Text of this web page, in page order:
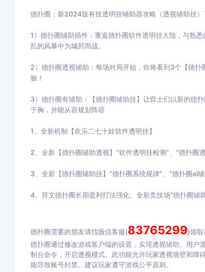
德扑圈；新2024版有挂透明挂辅助器攻略（透视辅助挂）
1）德扑圈辅助插件：重返德扑圈软件透明挂大陆，与熟
乱的风暴中为城邦而战。
2）德扑圈透视辅助：每场对局开始，你将看到3个【德
验！
3）德扑圈有辅助：【德扑圈辅助挂】让弈士们以新的德
于胸，并能从容规划阵容
1、全新机制【欢乐二七十娃软件透明挂】
2、全新【德扑圈辅助透视】“软件透明挂检测”、“德扑圈
3、全新【德扑圈辅助挂】“德扑圈系统规律”、“德扑圈ai
4、符文德扑圈长期盈利打法强化、全新竞技场“德扑圈辅
德扑圈需要的朋友请找薇信客服(83765299)领
德扑圈通过修改游戏客户端的设置，实现透视辅助。用户
制台命令，开启透视模式。此功能允许玩家透视墙壁和障
能导致账号封禁。建议玩家遵守游戏公平原则。